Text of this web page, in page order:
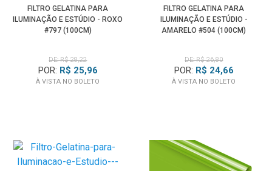
FILTRO GELATINA PARA
ILUMINAÇÃO E ESTÚDIO - ROXO
#797 (100CM)
DE: R$ 28,22
POR: R$ 25,96
À VISTA NO BOLETO
FILTRO GELATINA PARA
ILUMINAÇÃO E ESTÚDIO -
AMARELO #504 (100CM)
DE: R$ 26,80
POR: R$ 24,66
À VISTA NO BOLETO